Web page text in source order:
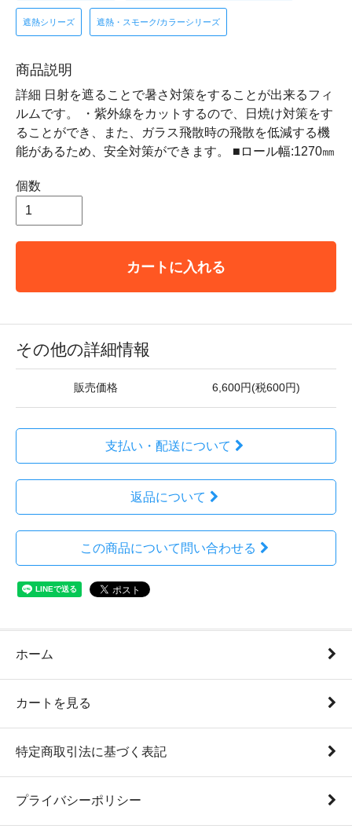
遮熱シリーズ 遮熱・スモーク/カラーシリーズ
商品説明
詳細 日射を遮ることで暑さ対策をすることが出来るフィ
ルムです。 ・紫外線をカットするので、日焼け対策をす
ることができ、また、ガラス飛散時の飛散を低減する機
能があるため、安全対策ができます。 ■ロール幅:1270㎜
個数
カートに入れる
その他の詳細情報
販売価格 6,600円(税600円)
支払い・配送について
返品について
この商品について問い合わせる
ホーム
カートを見る
特定商取引法に基づく表記
プライバシーポリシー